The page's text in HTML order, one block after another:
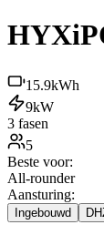
15.9kWh
9kW
3 fasen
5
Beste voor:
All-rounder
Aansturing:
Ingebouwd